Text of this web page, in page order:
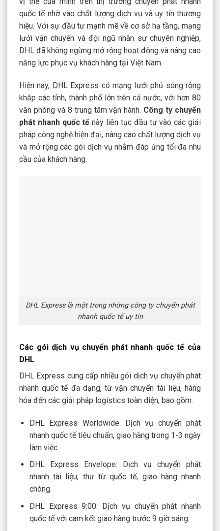
quốc tế nhờ vào chất lượng dịch vụ và uy tín thương
hiệu. Với sự đầu tư mạnh mẽ về cơ sở hạ tầng, mạng
lưới vận chuyển và đội ngũ nhân sự chuyên nghiệp,
DHL đã không ngừng mở rộng hoạt động và nâng cao
năng lực phục vụ khách hàng tại Việt Nam.
Hiện nay, DHL Express có mạng lưới phủ sóng rộng
khắp các tỉnh, thành phố lớn trên cả nước, với hơn 80
văn phòng và 8 trung tâm vận hành. Công ty chuyển
phát nhanh quốc tếnày liên tục đầu tư vào các giải
pháp công nghệ hiện đại, nâng cao chất lượng dịch vụ
và mở rộng các gói dịch vụ nhằm đáp ứng tối đa nhu
cầu của khách hàng.
DHL Express là một trong những công ty chuyển phát
nhanh quốc tế uy tín
Các gói dịch vụ chuyển phát nhanh quốc tế của
DHL
DHL Express cung cấp nhiều gói dịch vụ chuyển phát
nhanh quốc tế đa dạng, từ vận chuyển tài liệu, hàng
hóa đến các giải pháp logistics toàn diện, bao gồm:
DHL Express Worldwide: Dịch vụ chuyển phát
nhanh quốc tế tiêu chuẩn, giao hàng trong 1-3 ngày
làm việc.
DHL Express Envelope: Dịch vụ chuyển phát
nhanh tài liệu, thư từ quốc tế, giao hàng nhanh
chóng.
DHL Express 9:00: Dịch vụ chuyển phát nhanh
quốc tế với cam kết giao hàng trước 9 giờ sáng.